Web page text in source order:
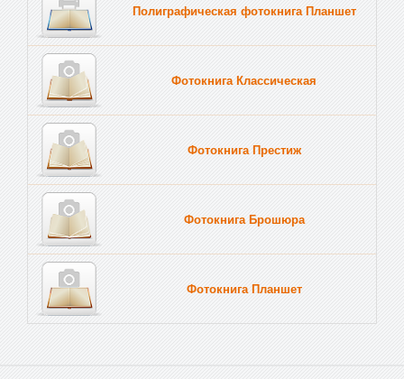
Полиграфическая фотокнига Планшет
Фотокнига Классическая
Фотокнига Престиж
Фотокнига Брошюра
Фотокнига Планшет